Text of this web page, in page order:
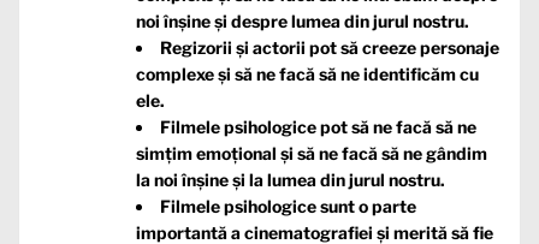
noi înșine și despre lumea din jurul nostru.
Regizorii și actorii pot să creeze personaje
complexe și să ne facă să ne identificăm cu
ele.
Filmele psihologice pot să ne facă să ne
simțim emoțional și să ne facă să ne gândim
la noi înșine și la lumea din jurul nostru.
Filmele psihologice sunt o parte
importantă a cinematografiei și merită să fie